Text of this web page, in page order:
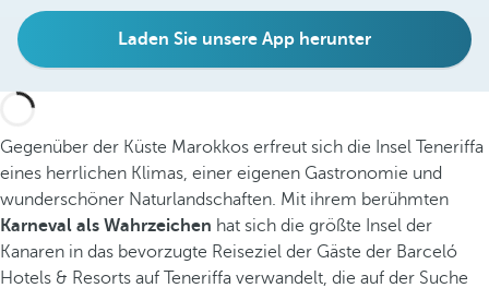
Laden Sie unsere App herunter
Gegenüber der Küste Marokkos erfreut sich die Insel Teneriffa
eines herrlichen Klimas, einer eigenen Gastronomie und
wunderschöner Naturlandschaften. Mit ihrem berühmten
Karneval als Wahrzeichen hat sich die größte Insel der
Kanaren in das bevorzugte Reiseziel der Gäste der Barceló
Hotels & Resorts auf Teneriffa verwandelt, die auf der Suche